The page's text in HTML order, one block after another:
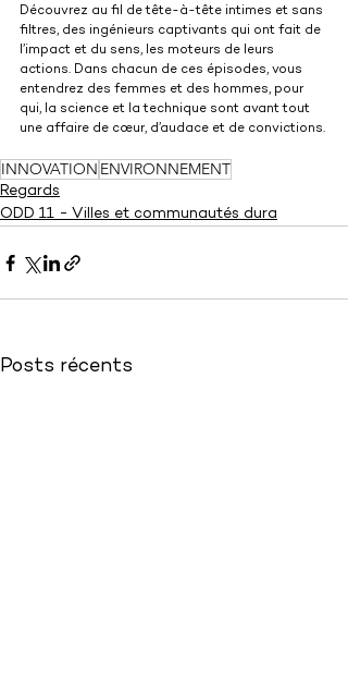
Découvrez au fil de tête-à-tête intimes et sans
filtres, des ingénieurs captivants qui ont fait de
l’impact et du sens, les moteurs de leurs
actions. Dans chacun de ces épisodes, vous
entendrez des femmes et des hommes, pour
qui, la science et la technique sont avant tout
une affaire de cœur, d’audace et de convictions.
INNOVATION ENVIRONNEMENT
Regards
ODD 11 - Villes et communautés dura
Posts récents